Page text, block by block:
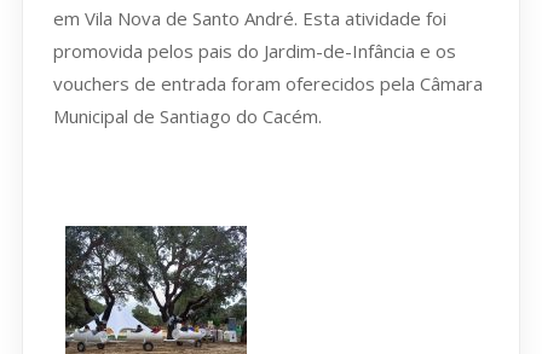
em Vila Nova de Santo André. Esta atividade foi
promovida pelos pais do Jardim-de-Infância e os
vouchers de entrada foram oferecidos pela Câmara
Municipal de Santiago do Cacém.